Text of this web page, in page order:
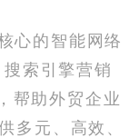
的智能网络
索引擎营销
帮助外贸企业
多元、高效、